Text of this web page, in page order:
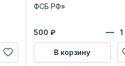
ФСБ РФ»
500 ₽
В корзину